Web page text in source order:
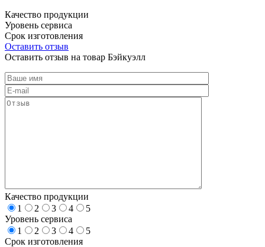
Качество продукции
Уровень сервиса
Срок изготовления
Оставить отзыв
Оставить отзыв на товар Бэйкуэлл
Качество продукции
1
2 3 4
5
Уровень сервиса
1
2 3 4
5
Срок изготовления